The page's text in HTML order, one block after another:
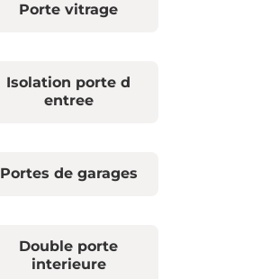
Porte vitrage
Isolation porte d
entree
Portes de garages
Double porte
interieure